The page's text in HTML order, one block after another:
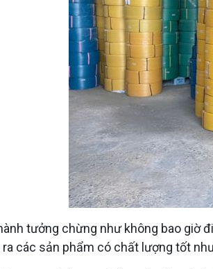
tưởng chừng như không bao giờ
các sản phẩm có chất lượng tốt